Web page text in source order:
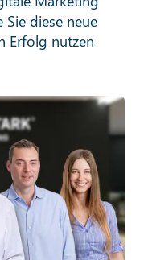
diese neue
Erfolg nutzen